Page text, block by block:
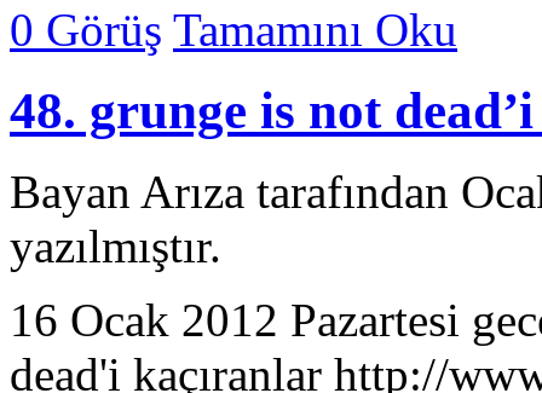
0 Görüş Tamamını Oku
48. grunge is not
Bayan Arıza tarafından
yazılmıştır.
16 Ocak 2012 Pazartesi
dead'i kaçıranlar http://